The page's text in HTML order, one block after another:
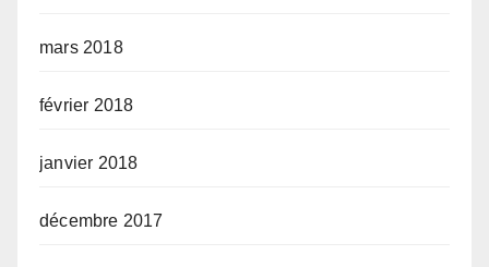
mars 2018
février 2018
janvier 2018
décembre 2017